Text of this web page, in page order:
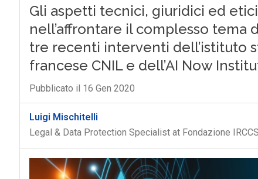
Gli aspetti tecnici, giuridici ed
nell’affrontare il complesso tema
tre recenti interventi dell’istituto
francese CNIL e dell’AI Now
Pubblicato il 16 Gen 2020
Luigi Mischitelli
Legal & Data Protection Specialist at Fondazione